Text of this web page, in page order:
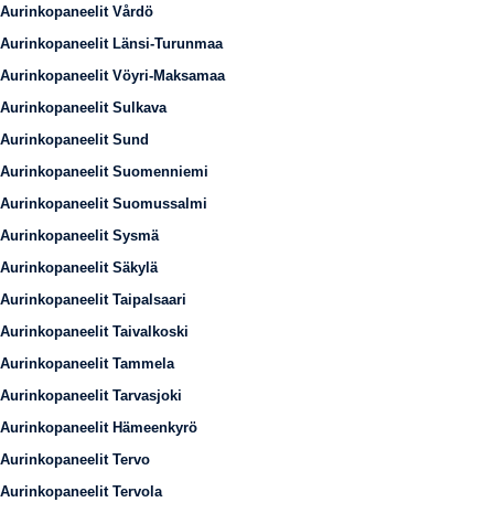
Aurinkopaneelit Vårdö
Aurinkopaneelit Länsi-Turunmaa
Aurinkopaneelit Vöyri-Maksamaa
Aurinkopaneelit Sulkava
Aurinkopaneelit Sund
Aurinkopaneelit Suomenniemi
Aurinkopaneelit Suomussalmi
Aurinkopaneelit Sysmä
Aurinkopaneelit Säkylä
Aurinkopaneelit Taipalsaari
Aurinkopaneelit Taivalkoski
Aurinkopaneelit Tammela
Aurinkopaneelit Tarvasjoki
Aurinkopaneelit Hämeenkyrö
Aurinkopaneelit Tervo
Aurinkopaneelit Tervola